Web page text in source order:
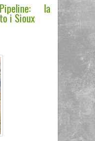
la
i Sioux